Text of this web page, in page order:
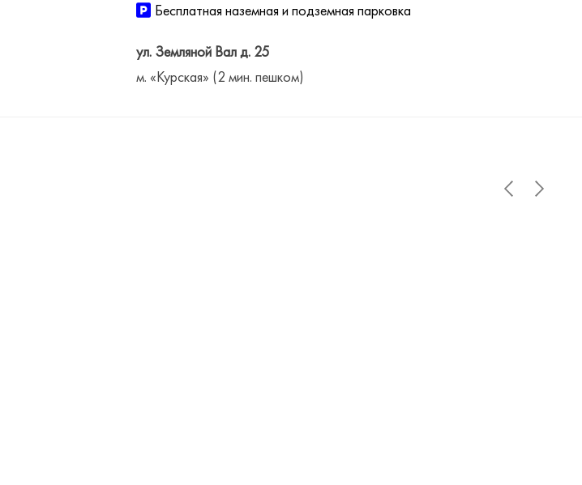
Бесплатная наземная и подземная парковка
ул. Земляной Вал д. 25
м. «Курская» (2 мин. пешком)